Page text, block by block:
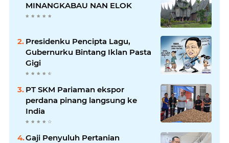
MINANGKABAU NAN ELOK
Presidenku Pencipta Lagu,
Gubernurku Bintang Iklan Pasta
Gigi
PT SKM Pariaman ekspor
perdana pinang langsung ke
India
Gaji Penyuluh Pertanian